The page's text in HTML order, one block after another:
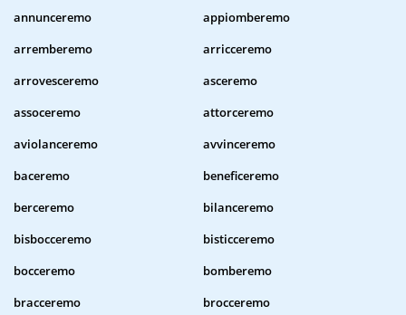
annunceremo
appiomberemo
arremberemo
arricceremo
arrovesceremo
asceremo
assoceremo
attorceremo
aviolanceremo
avvinceremo
baceremo
beneficeremo
berceremo
bilanceremo
bisbocceremo
bisticceremo
bocceremo
bomberemo
bracceremo
brocceremo